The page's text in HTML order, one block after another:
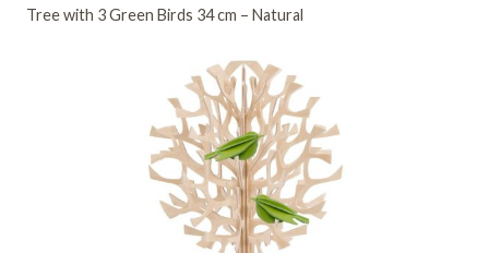
Tree with 3 Green Birds 34 cm – Natural